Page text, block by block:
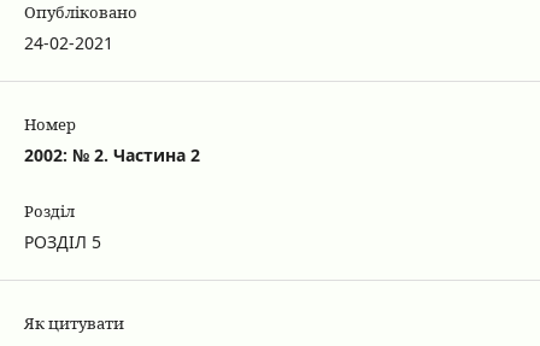
Опубліковано
24-02-2021
Номер
2002: № 2. Частина 2
Розділ
РОЗДІЛ 5
Як цитувати